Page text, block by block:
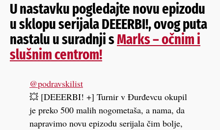
U nastavku pogledajte novu epizodu
u sklopu serijala DEEERBI!, ovog puta
nastalu u suradnji sMarks – očnim i
slušnim centrom!
@podravskilist
💥 [DEEERBI! +] Turnir v Đurđevcu okupil
je preko 500 malih nogometaša, a nama, da
napravimo novu epizodu serijala čim bolje,